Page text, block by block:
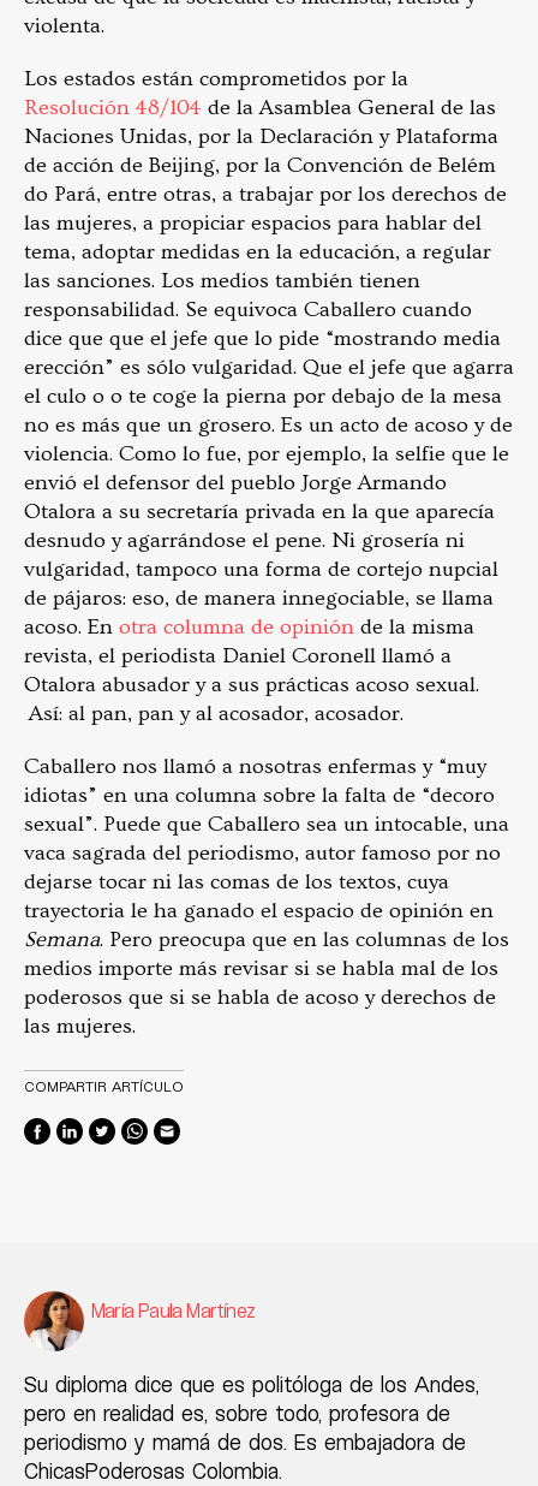
violenta.
Los estados están comprometidos por la
Resolución 48/104 de la Asamblea General de las
Naciones Unidas, por la Declaración y Plataforma
de acción de Beijing, por la Convención de Belém
do Pará, entre otras, a trabajar por los derechos de
las mujeres, a propiciar espacios para hablar del
tema, adoptar medidas en la educación, a regular
las sanciones. Los medios también tienen
responsabilidad. Se equivoca Caballero cuando
dice que que el jefe que lo pide “mostrando media
erección” es sólo vulgaridad. Que el jefe que agarra
el culo o o te coge la pierna por debajo de la mesa
no es más que un grosero. Es un acto de acoso y de
violencia. Como lo fue, por ejemplo, la selfie que le
envió el defensor del pueblo Jorge Armando
Otalora a su secretaría privada en la que aparecía
desnudo y agarrándose el pene. Ni grosería ni
vulgaridad, tampoco una forma de cortejo nupcial
de pájaros: eso, de manera innegociable, se llama
acoso. En otra columna de opinión de la misma
revista, el periodista Daniel Coronell llamó a
Otalora abusador y a sus prácticas acoso sexual.
Así: al pan, pan y al acosador, acosador.
Caballero nos llamó a nosotras enfermas y “muy
idiotas” en una columna sobre la falta de “decoro
sexual”. Puede que Caballero sea un intocable, una
vaca sagrada del periodismo, autor famoso por no
dejarse tocar ni las comas de los textos, cuya
trayectoria le ha ganado el espacio de opinión en
Semana. Pero preocupa que en las columnas de los
medios importe más revisar si se habla mal de los
poderosos que si se habla de acoso y derechos de
las mujeres.
COMPARTIR ARTÍCULO
María Paula Martínez
Su diploma dice que es politóloga de los Andes,
pero en realidad es, sobre todo, profesora de
periodismo y mamá de dos. Es embajadora de
ChicasPoderosas Colombia.